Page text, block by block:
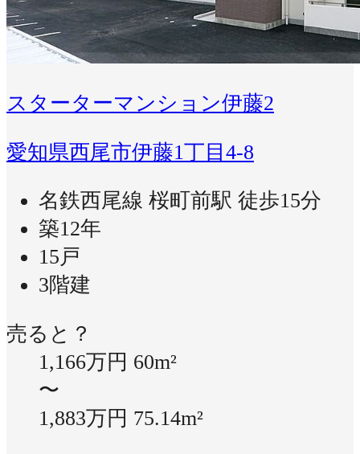
スターターマンション伊藤2
愛知県西尾市伊藤1丁目4-8
名鉄西尾線 桜町前駅 徒歩15分
築12年
15戸
3階建
売ると？
1,166万円 60m²
〜
1,883万円 75.14m²